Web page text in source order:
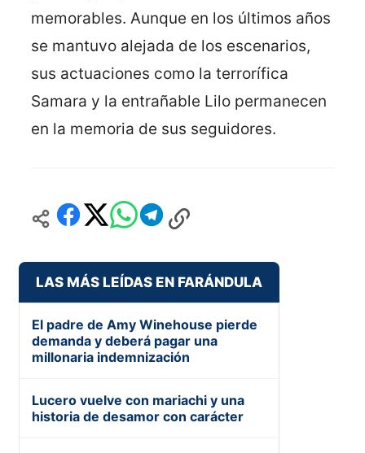
memorables. Aunque en los últimos años
se mantuvo alejada de los escenarios,
sus actuaciones como la terrorífica
Samara y la entrañable Lilo permanecen
en la memoria de sus seguidores.
LAS MÁS LEÍDAS EN FARÁNDULA
El padre de Amy Winehouse pierde
demanda y deberá pagar una
millonaria indemnización
Lucero vuelve con mariachi y una
historia de desamor con carácter